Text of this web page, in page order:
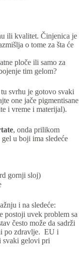
ili kvalitet. Činjenica je
o tome za šta će
ploče ili samo za
tim gelom?
tu svrhu je gotovo svaki
one jače pigmentisane
i vreme i materijal).
, onda prilikom
u boji ima sledeće
gornji sloj)
i na sledeće:
uvek problem sa
često može da sadrži
po zdravlje. EU i
svaki gelovi pri